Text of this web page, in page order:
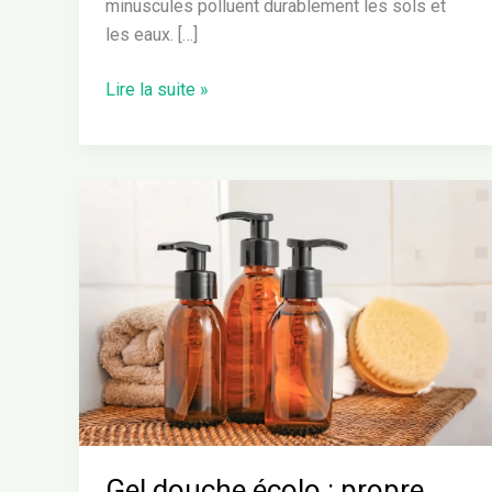
minuscules polluent durablement les sols et
les eaux. […]
Lire la suite »
propre
pour
toi,
doux
pour
la
planète